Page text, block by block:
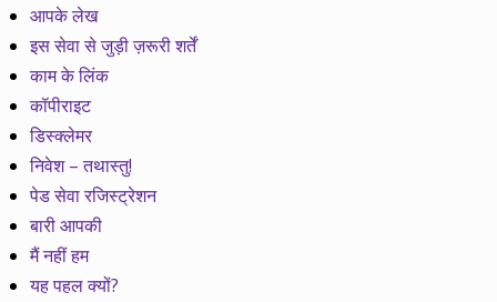
आपके लेख
इस सेवा से जुड़ी ज़रूरी शर्तें
काम के लिंक
कॉपीराइट
डिस्क्लेमर
निवेश – तथास्तु!
पेड सेवा रजिस्ट्रेशन
बारी आपकी
मैं नहीं हम
यह पहल क्यों?